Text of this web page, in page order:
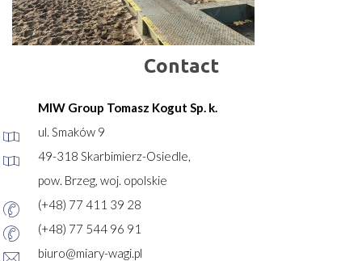
Contact
MIW Group Tomasz Kogut Sp. k.
ul. Smaków 9
49-318 Skarbimierz-Osiedle,
pow. Brzeg, woj. opolskie
(+48) 77 411 39 28
(+48) 77 544 96 91
biuro@miary-wagi.pl